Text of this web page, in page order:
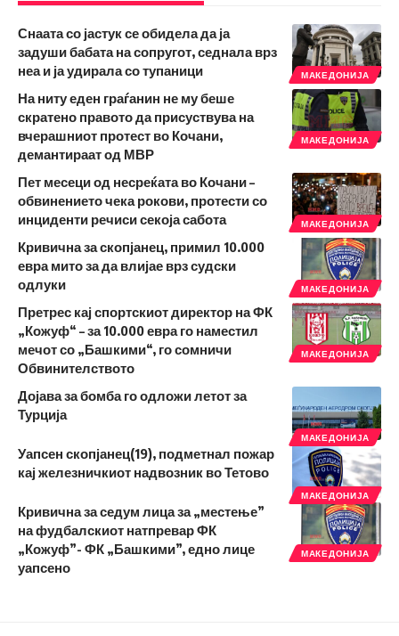
МАКЕДОНИЈА
Снаата со јастук се обидела да ја
задуши бабата на сопругот, седнала врз
неа и ја удирала со тупаници
МАКЕДОНИЈА
На ниту еден граѓанин не му беше
скратено правото да присуствува на
вчерашниот протест во Кочани,
демантираат од МВР
МАКЕДОНИЈА
Пет месеци од несреќата во Кочани –
обвинението чека рокови, протести со
инциденти речиси секоја сабота
МАКЕДОНИЈА
Кривична за скопјанец, примил 10.000
евра мито за да влијае врз судски
одлуки
МАКЕДОНИЈА
Претрес кај спортскиот директор на ФК
„Кожуф“ – за 10.000 евра го наместил
мечот со „Башкими“, го сомничи
Обвинителството
МАКЕДОНИЈА
Дојава за бомба го одложи летот за
Турција
МАКЕДОНИЈА
Уапсен скопјанец(19), подметнал пожар
кај железничкиот надвозник во Тетово
МАКЕДОНИЈА
Кривична за седум лица за „местење”
на фудбалскиот натпревар ФК
„Кожуф”- ФК „Башкими”, едно лице
уапсено